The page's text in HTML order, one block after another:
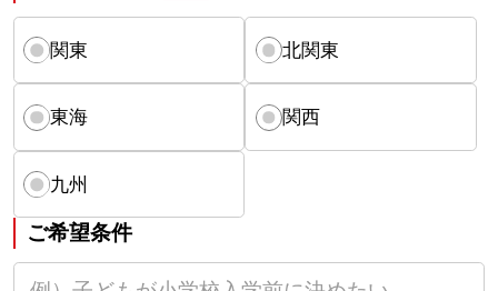
関東 北関東
東海 関西
九州
ご希望条件